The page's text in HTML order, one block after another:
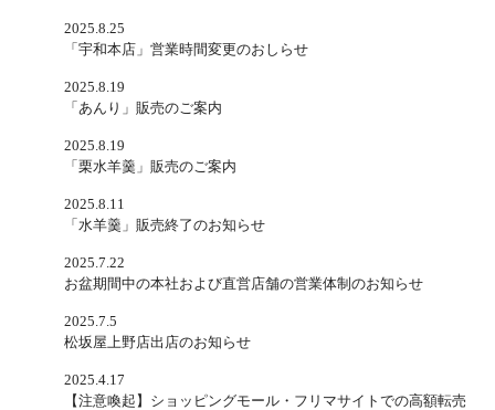
2025.8.25
「宇和本店」営業時間変更のおしらせ
2025.8.19
「あんり」販売のご案内
2025.8.19
「栗水羊羹」販売のご案内
2025.8.11
「水羊羹」販売終了のお知らせ
2025.7.22
お盆期間中の本社および直営店舗の営業体制のお知らせ
2025.7.5
松坂屋上野店出店のお知らせ
2025.4.17
【注意喚起】ショッピングモール・フリマサイトでの高額転売